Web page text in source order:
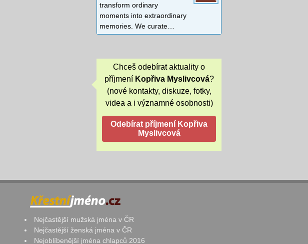
transform ordinary
moments into extraordinary
memories. We curate…
Chceš odebírat aktuality o
příjmení Kopřiva Myslivcová?
(nové kontakty, diskuze, fotky,
videa a i významné osobnosti)
Nejčastější mužská jména v ČR
Nejčastější ženská jména v ČR
Nejoblíbenější jména chlapců 2016